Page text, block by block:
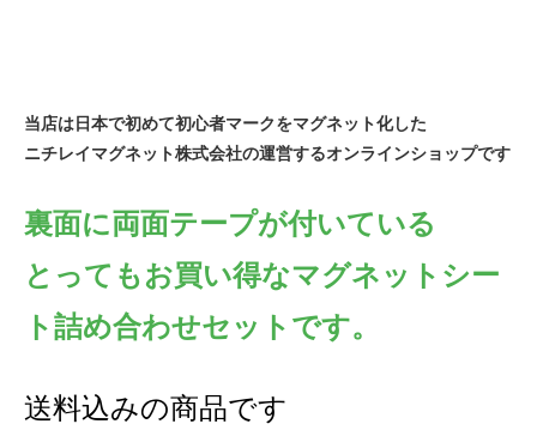
当店は日本で初めて初心者マークをマグネット化した
ニチレイマグネット株式会社の運営するオンラインショップです
裏面に両面テープが付いている
とってもお買い得なマグネットシー
ト詰め合わせセットです。
送料込みの商品です